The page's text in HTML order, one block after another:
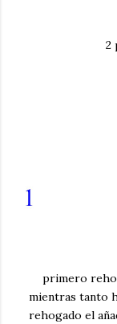
2
primero
mientras tanto
rehogado el